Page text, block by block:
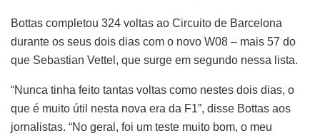
Bottas completou 324 voltas ao Circuito de Barcelona
durante os seus dois dias com o novo W08 – mais 57 do
que Sebastian Vettel, que surge em segundo nessa lista.
“Nunca tinha feito tantas voltas como nestes dois dias, o
que é muito útil nesta nova era da F1”, disse Bottas aos
jornalistas. “No geral, foi um teste muito bom, o meu